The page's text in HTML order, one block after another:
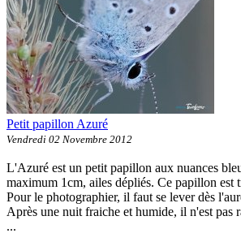
Petit papillon Azuré
Vendredi 02 Novembre 2012
L'Azuré est un petit papillon aux nuances
maximum 1cm, ailes dépliés. Ce papillon est
Pour le photographier, il faut se lever dès
Après une nuit fraiche et humide, il n'est pas
...